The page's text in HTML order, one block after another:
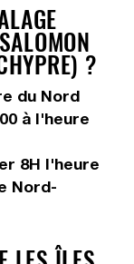
?
du Nord
à l'heure
8H l'heure
Nord-